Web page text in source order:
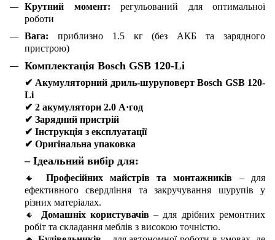
Крутний момент: регульований для оптимальної
роботи
Вага: приблизно 1.5 кг (без АКБ та зарядного
пристрою)
Комплектація Bosch GSB 120-Li
✔ Акумуляторний дриль-шуруповерт Bosch GSB 120-
Li
✔ 2 акумулятори 2.0 А·год
✔ Зарядний пристрій
✔ Інструкція з експлуатації
✔ Оригінальна упаковка
– Ідеальний вибір для:
🔸 Професійних майстрів та монтажників – для
ефективного свердління та закручування шурупів у
різних матеріалах.
🔸
Домашніх користувачів– для дрібних ремонтних
робіт та складання меблів з високою точністю.